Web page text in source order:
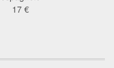
17 €